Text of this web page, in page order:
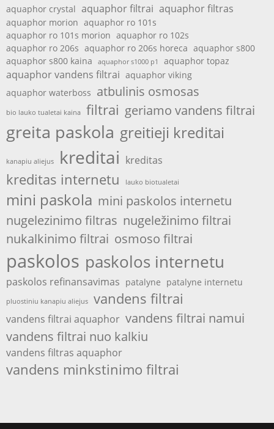
aquaphor crystal aquaphor filtrai aquaphor filtras
aquaphor morion aquaphor ro 101s
aquaphor ro 101s morion aquaphor ro 102s
aquaphor ro 206s aquaphor ro 206s horeca aquaphor s800
aquaphor s800 kaina
aquaphor s1000 p1 aquaphor topaz
aquaphor vandens filtrai aquaphor viking
aquaphor waterboss atbulinis osmosas
bio lauko tualetai kaina filtrai geriamo vandens filtrai
greita paskola greitieji kreditai
kanapiu aliejus kreditai kreditas
kreditas internetu lauko biotualetai
mini paskola mini paskolos internetu
nugelezinimo filtras nugeležinimo filtrai
nukalkinimo filtrai osmoso filtrai
paskolos paskolos internetu
paskolos refinansavimas patalyne patalyne internetu
pluostiniu kanapiu aliejus vandens filtrai
vandens filtrai aquaphor vandens filtrai namui
vandens filtrai nuo kalkiu
vandens filtras aquaphor
vandens minkstinimo filtrai